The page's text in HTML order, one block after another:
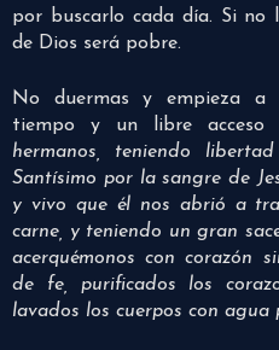
por buscarlo cada día. Si no
de Dios será pobre.
No duermas y empieza a
tiempo y un libre acceso
hermanos, teniendo
Santísimo por la sangre de
y vivo que él nos abrió a
carne, y teniendo un gran
acerquémonos con corazón
de fe, purificados los
lavados los cuerpos con agua